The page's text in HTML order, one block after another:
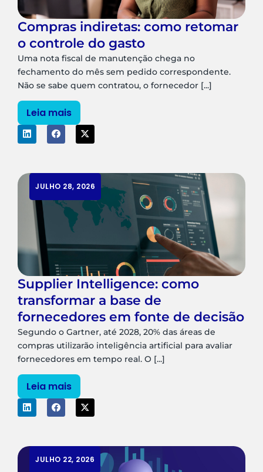
Compras indiretas: como retomar
o controle do gasto
Uma nota fiscal de manutenção chega no
fechamento do mês sem pedido correspondente.
Não se sabe quem contratou, o fornecedor [...]
Leia mais
JULHO 28, 2026
Supplier Intelligence: como
transformar a base de
fornecedores em fonte de decisão
Segundo o Gartner, até 2028, 20% das áreas de
compras utilizarão inteligência artificial para avaliar
fornecedores em tempo real. O [...]
Leia mais
JULHO 22, 2026